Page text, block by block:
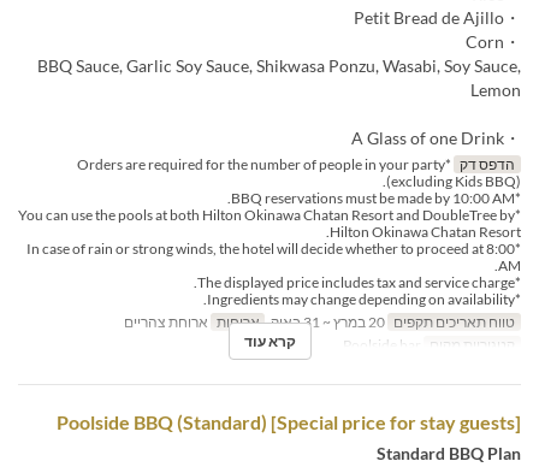
・Petit Bread de Ajillo
・Corn
BBQ Sauce, Garlic Soy Sauce, Shikwasa Ponzu, Wasabi, Soy Sauce,
Lemon
・A Glass of one Drink
הדפס דק
*Orders are required for the number of people in your party
(excluding Kids BBQ).
*BBQ reservations must be made by 10:00 AM.
*You can use the pools at both Hilton Okinawa Chatan Resort and DoubleTree by
Hilton Okinawa Chatan Resort.
*In case of rain or strong winds, the hotel will decide whether to proceed at 8:00
AM.
*The displayed price includes tax and service charge.
*Ingredients may change depending on availability.
טווח תאריכים תקפים
ארוחות ארוחת צהריים
קטגוריית מקום
קרא עוד
[Special price for stay guests] Poolside BBQ (Standard)
Standard BBQ Plan